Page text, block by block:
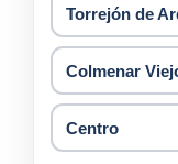
Torrejón de
Colmenar
Centro